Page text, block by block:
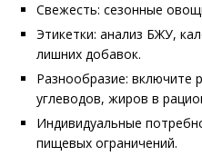
Свежесть: сезонные
Этикетки: анализ БЖУ,
лишних добавок.
Разнообразие: включите
углеводов, жиров в
Индивидуальные
пищевых ограничений.